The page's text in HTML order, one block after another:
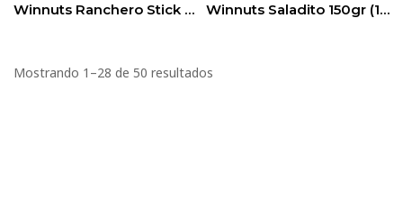
Winnuts Ranchero Stick 12oz (12pack) Winnuts Saladito 150gr (12pack)
Mostrando 1–28 de 50 resultados